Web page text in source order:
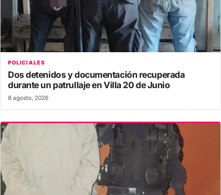
POLICIALES
Dos detenidos y documentación recuperada
durante un patrullaje en Villa 20 de Junio
8 agosto, 2026